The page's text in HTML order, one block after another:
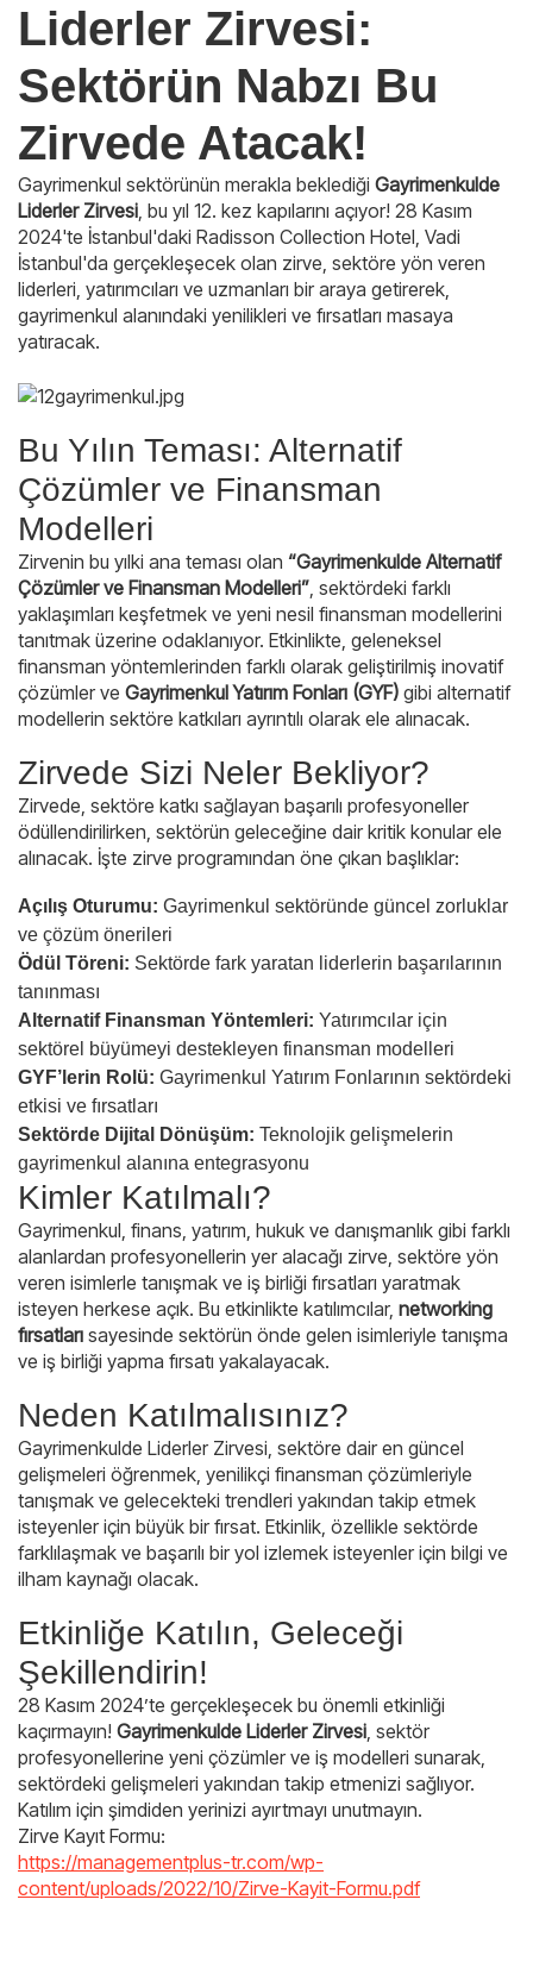
Liderler Zirvesi:
Sektörün Nabzı Bu
Zirvede Atacak!
Gayrimenkul sektörünün merakla beklediği Gayrimenkulde
Liderler Zirvesi, bu yıl 12. kez kapılarını açıyor! 28 Kasım
2024'te İstanbul'daki Radisson Collection Hotel, Vadi
İstanbul'da gerçekleşecek olan zirve, sektöre yön veren
liderleri, yatırımcıları ve uzmanları bir araya getirerek,
gayrimenkul alanındaki yenilikleri ve fırsatları masaya
yatıracak.
Bu Yılın Teması: Alternatif
Çözümler ve Finansman
Modelleri
Zirvenin bu yılki ana teması olan “Gayrimenkulde Alternatif
Çözümler ve Finansman Modelleri”, sektördeki farklı
yaklaşımları keşfetmek ve yeni nesil finansman modellerini
tanıtmak üzerine odaklanıyor. Etkinlikte, geleneksel
finansman yöntemlerinden farklı olarak geliştirilmiş inovatif
çözümler ve Gayrimenkul Yatırım Fonları (GYF) gibi alternatif
modellerin sektöre katkıları ayrıntılı olarak ele alınacak.
Zirvede Sizi Neler Bekliyor?
Zirvede, sektöre katkı sağlayan başarılı profesyoneller
ödüllendirilirken, sektörün geleceğine dair kritik konular ele
alınacak. İşte zirve programından öne çıkan başlıklar:
Açılış Oturumu: Gayrimenkul sektöründe güncel zorluklar
ve çözüm önerileri
Ödül Töreni: Sektörde fark yaratan liderlerin başarılarının
tanınması
Alternatif Finansman Yöntemleri: Yatırımcılar için
sektörel büyümeyi destekleyen finansman modelleri
GYF’lerin Rolü: Gayrimenkul Yatırım Fonlarının sektördeki
etkisi ve fırsatları
Sektörde Dijital Dönüşüm: Teknolojik gelişmelerin
gayrimenkul alanına entegrasyonu
Kimler Katılmalı?
Gayrimenkul, finans, yatırım, hukuk ve danışmanlık gibi farklı
alanlardan profesyonellerin yer alacağı zirve, sektöre yön
veren isimlerle tanışmak ve iş birliği fırsatları yaratmak
isteyen herkese açık. Bu etkinlikte katılımcılar, networking
fırsatları sayesinde sektörün önde gelen isimleriyle tanışma
ve iş birliği yapma fırsatı yakalayacak.
Neden Katılmalısınız?
Gayrimenkulde Liderler Zirvesi, sektöre dair en güncel
gelişmeleri öğrenmek, yenilikçi finansman çözümleriyle
tanışmak ve gelecekteki trendleri yakından takip etmek
isteyenler için büyük bir fırsat. Etkinlik, özellikle sektörde
farklılaşmak ve başarılı bir yol izlemek isteyenler için bilgi ve
ilham kaynağı olacak.
Etkinliğe Katılın, Geleceği
Şekillendirin!
28 Kasım 2024’te gerçekleşecek bu önemli etkinliği
kaçırmayın! Gayrimenkulde Liderler Zirvesi, sektör
profesyonellerine yeni çözümler ve iş modelleri sunarak,
sektördeki gelişmeleri yakından takip etmenizi sağlıyor.
Katılım için şimdiden yerinizi ayırtmayı unutmayın.
Zirve Kayıt Formu:
https://managementplus-tr.com/wp-
content/uploads/2022/10/Zirve-Kayit-Formu.pdf